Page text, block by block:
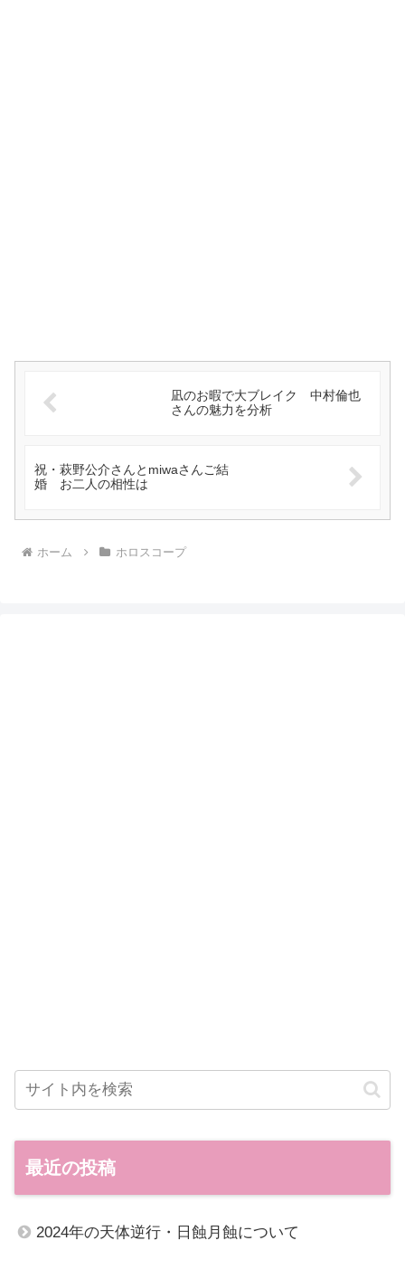
凪のお暇で大ブレイク 中村倫也
さんの魅力を分析
祝・萩野公介さんとmiwaさんご結
婚 お二人の相性は
ホーム ホロスコープ
最近の投稿
2024年の天体逆行・日蝕月蝕について